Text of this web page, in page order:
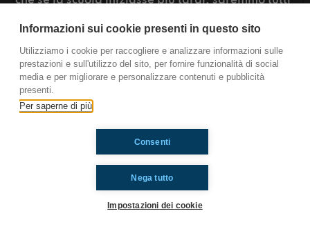
la scienza conferma! Poi vi spiegheremo come
fare un presepe coi fiocchi!
#OkkinSu www.radioimmaginaria.it
Sarnano
Ti è piaciuto? Condividilo!
Informazioni sui cookie presenti in questo sito
Utilizziamo i cookie per raccogliere e analizzare informazioni sulle
prestazioni e sull'utilizzo del sito, per fornire funzionalità di social
media e per migliorare e personalizzare contenuti e pubblicità
presenti.
Per saperne di più
Nega tutto
Consenti
Impostazioni dei cookie